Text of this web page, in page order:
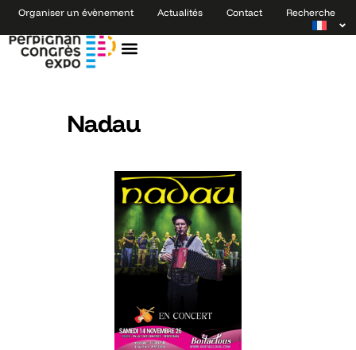
Organiser un évènement Actualités Contact Recherche
Nadau